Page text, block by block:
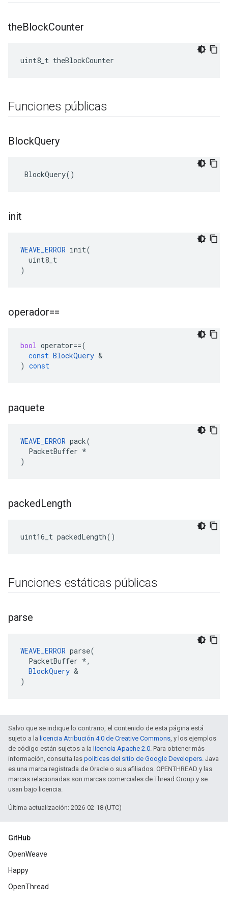
theBlockCounter
uint8_t theBlockCounter
Funciones públicas
BlockQuery
BlockQuery()
init
WEAVE_ERROR init(
  uint8_t
)
operador==
bool operator==(
const BlockQuery &
) const
paquete
WEAVE_ERROR pack(
  PacketBuffer *
)
packedLength
uint16_t packedLength()
Funciones estáticas públicas
parse
WEAVE_ERROR parse(
  PacketBuffer *,
BlockQuery &
)
Salvo que se indique lo contrario, el contenido de esta página está
sujeto a la licencia Atribución 4.0 de Creative Commons, y los ejemplos
de código están sujetos a la licencia Apache 2.0. Para obtener más
información, consulta las políticas del sitio de Google Developers. Java
es una marca registrada de Oracle o sus afiliados. OPENTHREAD y las
marcas relacionadas son marcas comerciales de Thread Group y se
usan bajo licencia.
Última actualización: 2026-02-18 (UTC)
GitHub
OpenWeave
Happy
OpenThread